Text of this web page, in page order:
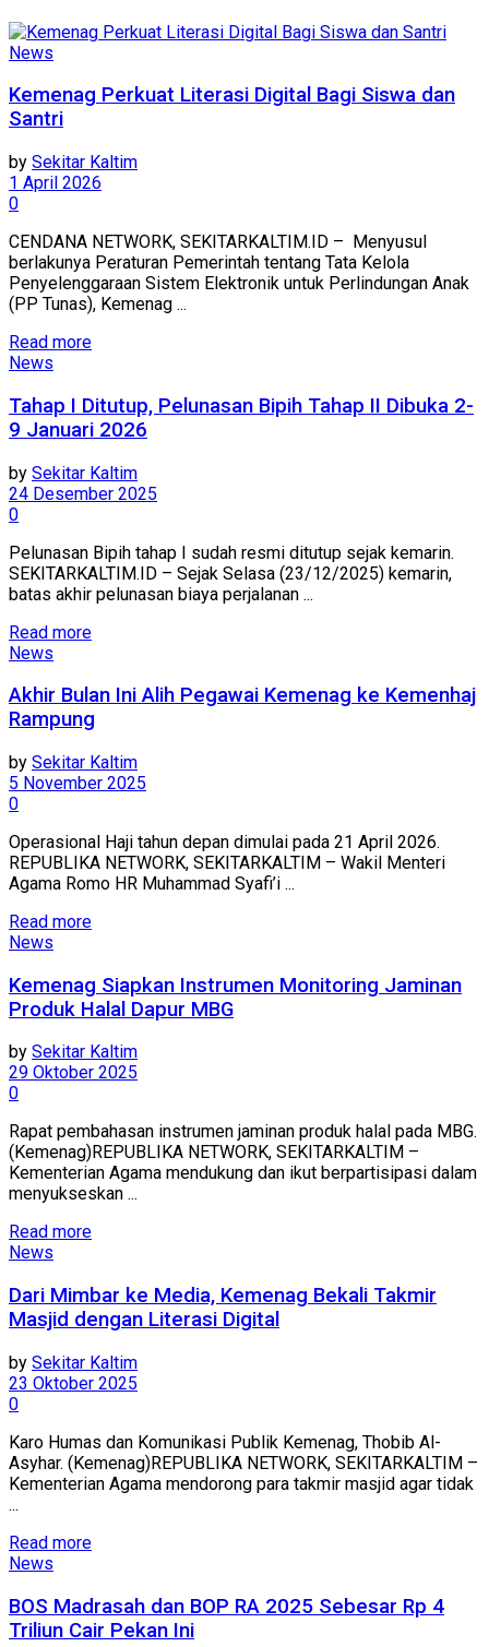
News
Kemenag Perkuat Literasi Digital Bagi Siswa dan
Santri
by Sekitar Kaltim
1 April 2026
0
CENDANA NETWORK, SEKITARKALTIM.ID – Menyusul
berlakunya Peraturan Pemerintah tentang Tata Kelola
Penyelenggaraan Sistem Elektronik untuk Perlindungan Anak
(PP Tunas), Kemenag ...
Read more
News
Tahap I Ditutup, Pelunasan Bipih Tahap II Dibuka 2-
9 Januari 2026
by Sekitar Kaltim
24 Desember 2025
0
Pelunasan Bipih tahap I sudah resmi ditutup sejak kemarin.
SEKITARKALTIM.ID – Sejak Selasa (23/12/2025) kemarin,
batas akhir pelunasan biaya perjalanan ...
Read more
News
Akhir Bulan Ini Alih Pegawai Kemenag ke Kemenhaj
Rampung
by Sekitar Kaltim
5 November 2025
0
Operasional Haji tahun depan dimulai pada 21 April 2026.
REPUBLIKA NETWORK, SEKITARKALTIM – Wakil Menteri
Agama Romo HR Muhammad Syafi’i ...
Read more
News
Kemenag Siapkan Instrumen Monitoring Jaminan
Produk Halal Dapur MBG
by Sekitar Kaltim
29 Oktober 2025
0
Rapat pembahasan instrumen jaminan produk halal pada MBG.
(Kemenag)REPUBLIKA NETWORK, SEKITARKALTIM –
Kementerian Agama mendukung dan ikut berpartisipasi dalam
menyukseskan ...
Read more
News
Dari Mimbar ke Media, Kemenag Bekali Takmir
Masjid dengan Literasi Digital
by Sekitar Kaltim
23 Oktober 2025
0
Karo Humas dan Komunikasi Publik Kemenag, Thobib Al-
Asyhar. (Kemenag)REPUBLIKA NETWORK, SEKITARKALTIM –
Kementerian Agama mendorong para takmir masjid agar tidak
...
Read more
News
BOS Madrasah dan BOP RA 2025 Sebesar Rp 4
Triliun Cair Pekan Ini